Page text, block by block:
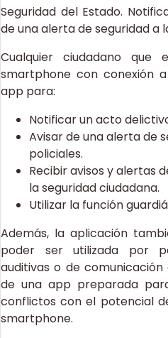
Seguridad del Estado.
de una alerta de seguridad a
Cualquier ciudadano
smartphone con conexión
app para:
Notificar un acto
Avisar de una alerta de
policiales.
Recibir avisos y alertas
la seguridad ciudadana.
Utilizar la función
Además, la aplicación
poder ser utilizada por
auditivas o de
de una app preparada
conflictos con el potencial
smartphone.